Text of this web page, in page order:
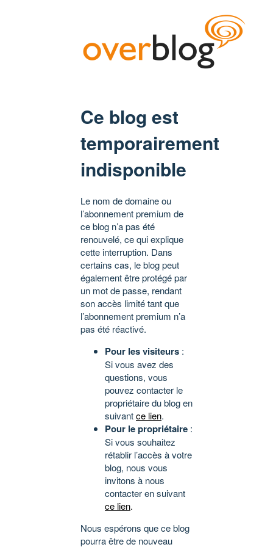
Ce blog est
temporairement
indisponible
Le nom de domaine ou
l’abonnement premium de
ce blog n’a pas été
renouvelé, ce qui explique
cette interruption. Dans
certains cas, le blog peut
également être protégé par
un mot de passe, rendant
son accès limité tant que
l’abonnement premium n’a
pas été réactivé.
Pour les visiteurs :
Si vous avez des
questions, vous
pouvez contacter le
propriétaire du blog en
suivantce lien.
Pour le propriétaire :
Si vous souhaitez
rétablir l’accès à votre
blog, nous vous
invitons à nous
contacter en suivant
ce lien.
Nous espérons que ce blog
pourra être de nouveau